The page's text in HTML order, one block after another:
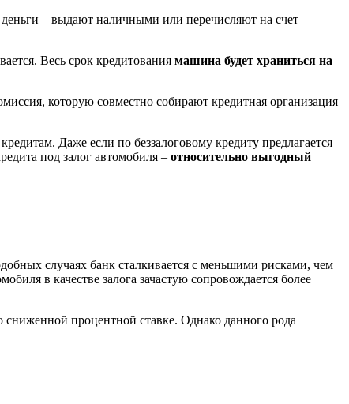
деньги – выдают наличными или перечисляют на счет
Весь срок кредитования машина будет храниться на
которую совместно собирают кредитная организация
Даже если по беззалоговому кредиту предлагается
под залог автомобиля – относительно выгодный
случаях банк сталкивается с меньшими рисками, чем
в качестве залога зачастую сопровождается более
сниженной процентной ставке. Однако данного рода